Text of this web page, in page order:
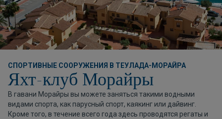
СПОРТИВНЫЕ СООРУЖЕНИЯ В ТЕУЛАДА-МОРАЙРА
Яхт-клуб Морайры
В гавани Морайры вы можете заняться такими водными
видами спорта, как парусный спорт, каякинг или дайвинг.
Кроме того, в течение всего года здесь проводятся регаты и